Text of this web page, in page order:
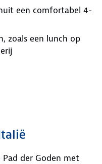
een comfortabel 4-
zoals een lunch op
der Goden met